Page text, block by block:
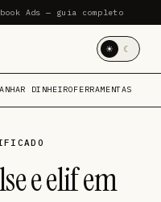
Ads — guia completo
☀ ☾
DINHEIROFERRAMENTAS
e elif em